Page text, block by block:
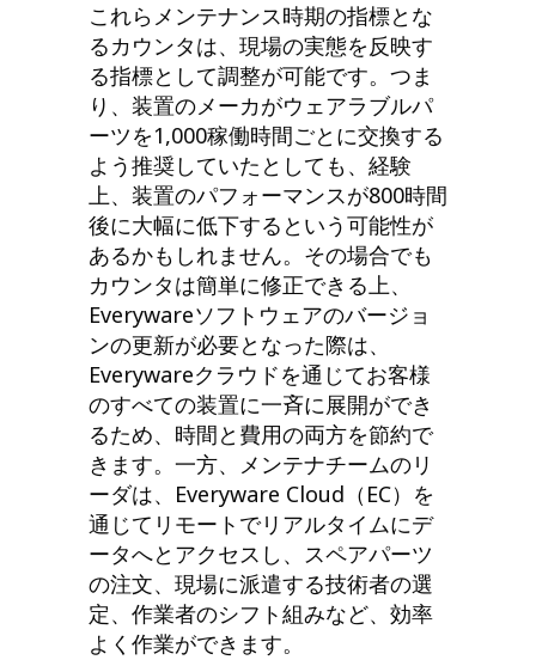
これらメンテナンス時期の指標とな
るカウンタは、現場の実態を反映す
る指標として調整が可能です。つま
り、装置のメーカがウェアラブルパ
ーツを1,000稼働時間ごとに交換する
よう推奨していたとしても、経験
上、装置のパフォーマンスが800時間
後に大幅に低下するという可能性が
あるかもしれません。その場合でも
カウンタは簡単に修正できる上、
Everywareソフトウェアのバージョ
ンの更新が必要となった際は、
Everywareクラウドを通じてお客様
のすべての装置に一斉に展開ができ
るため、時間と費用の両方を節約で
きます。一方、メンテナチームのリ
ーダは、Everyware Cloud（EC）を
通じてリモートでリアルタイムにデ
ータへとアクセスし、スペアパーツ
の注文、現場に派遣する技術者の選
定、作業者のシフト組みなど、効率
よく作業ができます。